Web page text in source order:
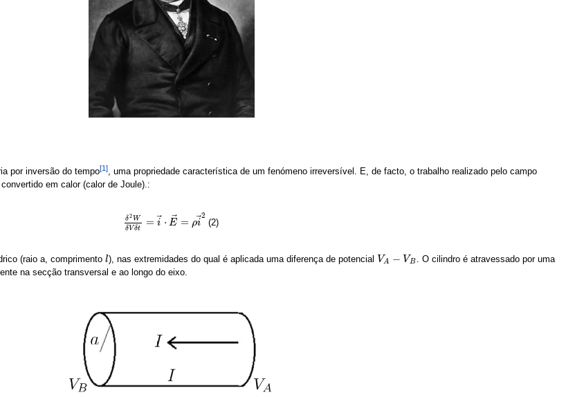
por inversão do tempo[1]
, uma propriedade característica de um fenómeno irreversível. E, de facto, o trabalho realizado pelo campo
em calor (calor de Joule).:
δ2 W
δVδt = i⃗ ⋅ E = ρi⃗
2
δ2Wδ Vδt=i →⋅ E→=ρ →2
(2)
(raio a, comprimento l
l), nas extremidades do qual é aplicada uma diferença de potencial VA − VB
VA −V B
. O cilindro é atravessado por uma
na secção transversal e ao longo do eixo.